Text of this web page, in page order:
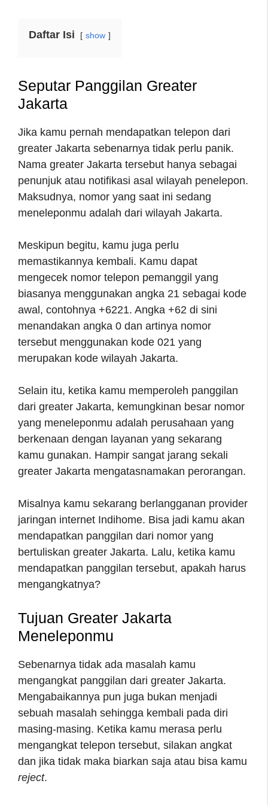
Daftar Isi show
Seputar Panggilan Greater
Jakarta
Jika kamu pernah mendapatkan telepon dari
greater Jakarta sebenarnya tidak perlu panik.
Nama greater Jakarta tersebut hanya sebagai
penunjuk atau notifikasi asal wilayah penelepon.
Maksudnya, nomor yang saat ini sedang
meneleponmu adalah dari wilayah Jakarta.
Meskipun begitu, kamu juga perlu
memastikannya kembali. Kamu dapat
mengecek nomor telepon pemanggil yang
biasanya menggunakan angka 21 sebagai kode
awal, contohnya +6221. Angka +62 di sini
menandakan angka 0 dan artinya nomor
tersebut menggunakan kode 021 yang
merupakan kode wilayah Jakarta.
Selain itu, ketika kamu memperoleh panggilan
dari greater Jakarta, kemungkinan besar nomor
yang meneleponmu adalah perusahaan yang
berkenaan dengan layanan yang sekarang
kamu gunakan. Hampir sangat jarang sekali
greater Jakarta mengatasnamakan perorangan.
Misalnya kamu sekarang berlangganan provider
jaringan internet Indihome. Bisa jadi kamu akan
mendapatkan panggilan dari nomor yang
bertuliskan greater Jakarta. Lalu, ketika kamu
mendapatkan panggilan tersebut, apakah harus
mengangkatnya?
Tujuan Greater Jakarta
Meneleponmu
Sebenarnya tidak ada masalah kamu
mengangkat panggilan dari greater Jakarta.
Mengabaikannya pun juga bukan menjadi
sebuah masalah sehingga kembali pada diri
masing-masing. Ketika kamu merasa perlu
mengangkat telepon tersebut, silakan angkat
dan jika tidak maka biarkan saja atau bisa kamu
reject.